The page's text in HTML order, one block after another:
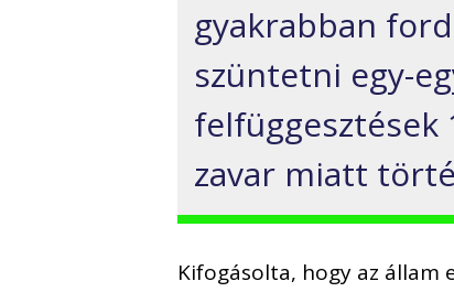
gyakrabban
szüntetni egy-
felfüggesztések
zavar miatt
Kifogásolta, hogy az állam